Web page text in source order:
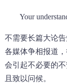
Your
不需要长篇大论
各媒体争相报道
会引起不必要的
且致以问候。